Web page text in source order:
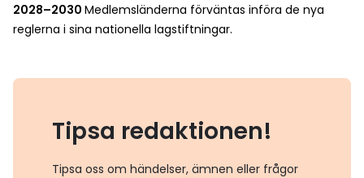
2028–2030 Medlemsländerna förväntas införa de nya
reglerna i sina nationella lagstiftningar.
Tipsa redaktionen!
Tipsa oss om händelser, ämnen eller frågor